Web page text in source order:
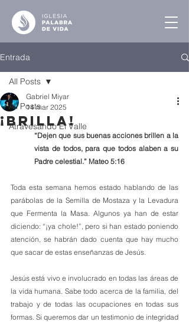
Entrada
All Posts
Atravesando El Valle
All Posts
¡Brilla!
Gabriel Miyar
14 mar 2025
“Dejen que sus buenas acciones brillen a la
vista de todos, para que todos alaben a su
Padre celestial.” Mateo 5:16
Toda esta semana hemos estado hablando de las
parábolas de la Semilla de Mostaza y la Levadura
que Fermenta la Masa. Algunos ya han de estar
diciendo: “¡ya chole!”, pero si han estado poniendo
atención, se habrán dado cuenta que hay mucho
que sacar de estas enseñanzas de Jesús.
Jesús está vivo e involucrado en todas las áreas de
la vida humana. Sabe todo acerca de la familia, del
trabajo y de todas las ocupaciones en todas sus
formas. Si queremos dar un testimonio de integridad